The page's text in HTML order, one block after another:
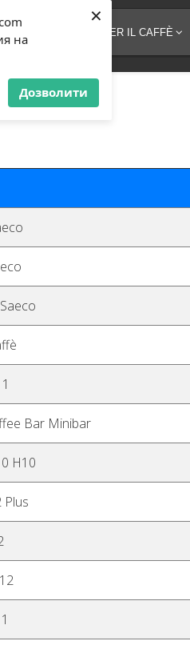
на
Дозволити
×
ATTREZZATURA PER IL CAFFÈ
Bar Minibar
H10
Plus